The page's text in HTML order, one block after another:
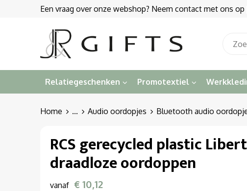
Een vraag over onze webshop? Neem contact met ons
Relatiegeschenken Promotextiel
Home ... Audio oordopjes Bluetooth audio
RCS gerecycled plastic
draadloze oordoppen
vanaf € 10,12